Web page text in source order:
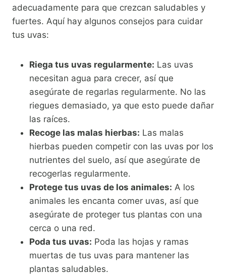
adecuadamente para que crezcan saludables y
fuertes. Aquí hay algunos consejos para cuidar
tus uvas:
Riega tus uvas regularmente: Las uvas
necesitan agua para crecer, así que
asegúrate de regarlas regularmente. No las
riegues demasiado, ya que esto puede dañar
las raíces.
Recoge las malas hierbas: Las malas
hierbas pueden competir con las uvas por los
nutrientes del suelo, así que asegúrate de
recogerlas regularmente.
Protege tus uvas de los animales: A los
animales les encanta comer uvas, así que
asegúrate de proteger tus plantas con una
cerca o una red.
Poda tus uvas: Poda las hojas y ramas
muertas de tus uvas para mantener las
plantas saludables.